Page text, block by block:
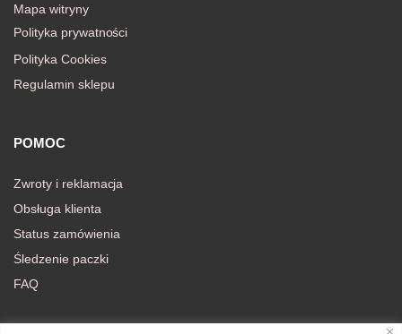
Mapa witryny
Polityka prywatności
Polityka Cookies
Regulamin sklepu
POMOC
Zwroty i reklamacja
Obsługa klienta
Status zamówienia
Śledzenie paczki
FAQ